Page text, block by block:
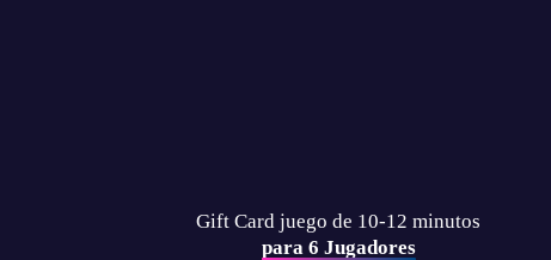
Gift Card juego de 10-12 minutos
para 6 Jugadores